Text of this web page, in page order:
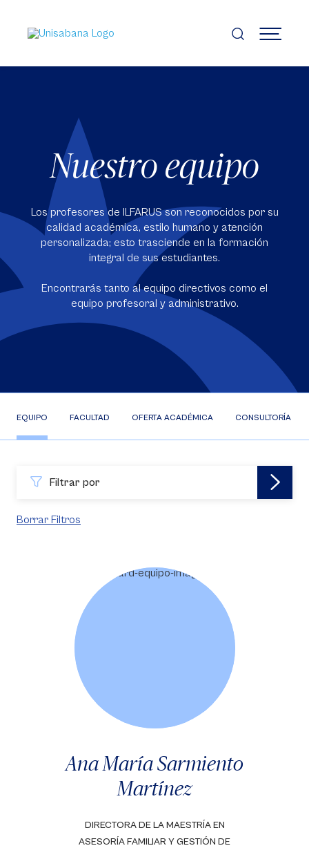
contenido
principal
MENÚ
Nuestro equipo
Los profesores de ILFARUS son reconocidos por su
calidad académica, estilo humano y atención
personalizada; esto trasciende en la formación
integral de sus estudiantes.
Encontrarás tanto al equipo directivos como el
equipo profesoral y administrativo.
EQUIPO FACULTAD OFERTA ACADÉMICA CONSULTORÍA EFR
Filtrar por
Borrar Filtros
Ana María Sarmiento
Martínez
DIRECTORA DE LA MAESTRÍA EN
ASESORÍA FAMILIAR Y GESTIÓN DE